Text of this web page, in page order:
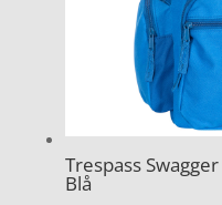
Trespass
Blå